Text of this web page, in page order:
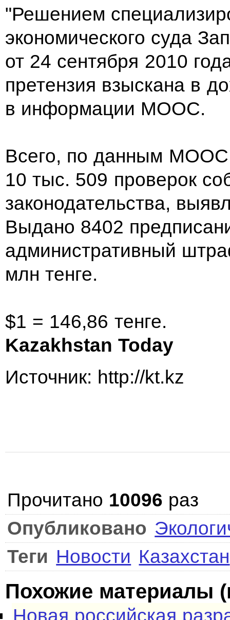
"Решением
экономического суда
от 24 сентября 2010
претензия взыскана в
в информации МООС.
Всего, по данным
10 тыс. 509 проверок
законодательства,
Выдано 8402
административный
млн тенге.
$1 = 146,86 тенге.
Kazakhstan Today
Источник: http://kt.kz
Прочитано 10096 раз
Опубликовано
Теги Новости Казахстан
Похожие материалы
Новая российская